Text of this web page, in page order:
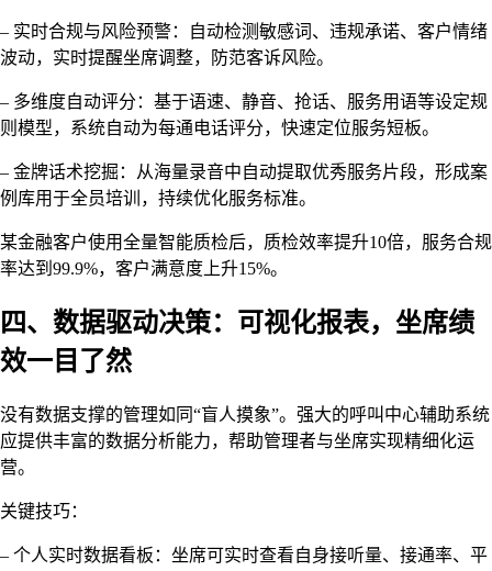
– 实时合规与风险预警：自动检测敏感词、违规承诺、客户情绪
波动，实时提醒坐席调整，防范客诉风险。
– 多维度自动评分：基于语速、静音、抢话、服务用语等设定规
则模型，系统自动为每通电话评分，快速定位服务短板。
– 金牌话术挖掘：从海量录音中自动提取优秀服务片段，形成案
例库用于全员培训，持续优化服务标准。
某金融客户使用全量智能质检后，质检效率提升10倍，服务合规
率达到99.9%，客户满意度上升15%。
四、数据驱动决策：可视化报表，坐席绩
效一目了然
没有数据支撑的管理如同“盲人摸象”。强大的呼叫中心辅助系统
应提供丰富的数据分析能力，帮助管理者与坐席实现精细化运
营。
关键技巧：
– 个人实时数据看板：坐席可实时查看自身接听量、接通率、平